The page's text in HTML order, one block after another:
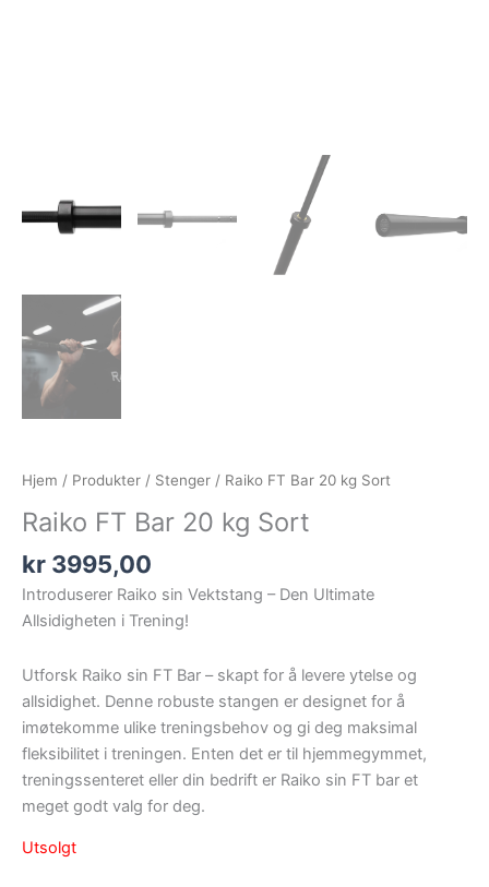
Hjem / Produkter / Stenger / Raiko FT Bar 20 kg Sort
Raiko FT Bar 20 kg Sort
kr 3995,00
Introduserer Raiko sin Vektstang – Den Ultimate
Allsidigheten i Trening!
Utforsk Raiko sin FT Bar – skapt for å levere ytelse og
allsidighet. Denne robuste stangen er designet for å
imøtekomme ulike treningsbehov og gi deg maksimal
fleksibilitet i treningen. Enten det er til hjemmegymmet,
treningssenteret eller din bedrift er Raiko sin FT bar et
meget godt valg for deg.
Utsolgt